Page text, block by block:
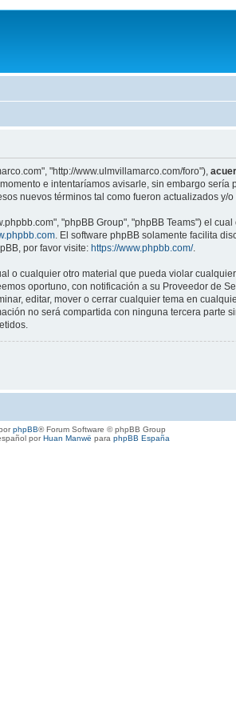
"http://www.ulmvillamarco.com/foro"),
e intentaríamos avisarle, sin embargo
nuevos términos tal como fueron actualizados y/o
"phpBB Group", "phpBB Teams") el
. El software phpBB solamente facilita
por favor visite: https://www.phpbb.com/.
o cualquier otro material que pueda violar
oportuno, con notificación a su Proveedor de
editar, mover o cerrar cualquier tema en
no será compartida con ninguna tercera parte
phpBB® Forum Software © phpBB Group
porHuan Manwë para phpBB España